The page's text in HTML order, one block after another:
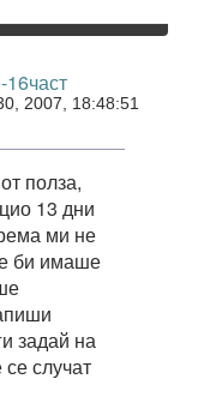
2007, 18:48:51
полза,
13 дни
ми не
би имаше
задай на
случат